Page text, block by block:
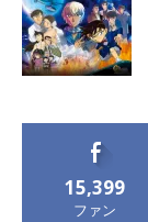
15,399
ファン